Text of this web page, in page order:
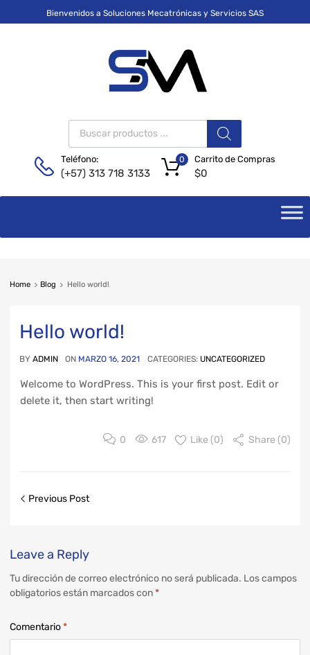
Bienvenidos a Soluciones Mecatrónicas y Servicios SAS
Teléfono:
(+57) 313 718 3133
Carrito de Compras
$0
0
Home Blog Hello world!
Hello world!
BY ADMIN ON MARZO 16, 2021 CATEGORIES: UNCATEGORIZED
Welcome to WordPress. This is your first post. Edit or
delete it, then start writing!
0 617 Like (0) Share (0)
Previous Post
Leavea Reply
Tu dirección de correo electrónico no será publicada. Los campos
obligatorios están marcados con*
Comentario*